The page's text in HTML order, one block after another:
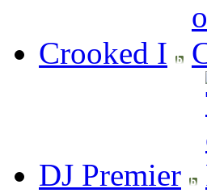
Crooked I
DJ Premier